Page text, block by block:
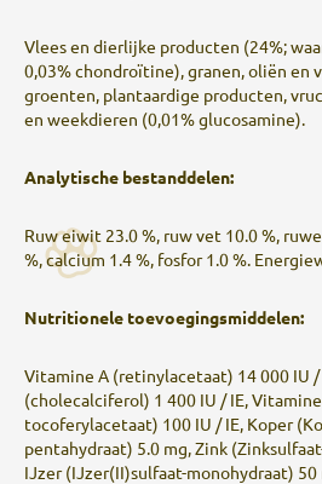
Vlees en dierlijke producten (24%;
0,03% chondroïtine), granen, oliën en
groenten, plantaardige producten,
en weekdieren (0,01% glucosamine).
Analytische bestanddelen:
Ruw eiwit 23.0 %, ruw vet 10.0 %,
%, calcium 1.4 %, fosfor 1.0 %.
Nutritionele toevoegingsmiddelen:
Vitamine A (retinylacetaat) 14 000 IU /
(cholecalciferol) 1 400 IU / IE,
tocoferylacetaat) 100 IU / IE, Koper
pentahydraat) 5.0 mg, Zink
IJzer (IJzer(II)sulfaat-monohydraat) 50